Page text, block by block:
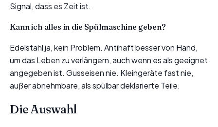
Signal, dass es Zeit ist.
Kann ich alles in die Spülmaschine geben?
Edelstahl ja, kein Problem. Antihaft besser von Hand,
um das Leben zu verlängern, auch wenn es als geeignet
angegeben ist. Gusseisen nie. Kleingeräte fast nie,
außer abnehmbare, als spülbar deklarierte Teile.
Die Auswahl